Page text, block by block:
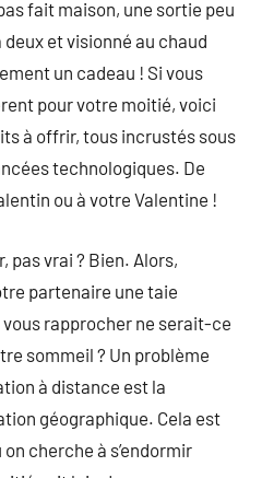
fait maison, une sortie peu
et visionné au chaud
un cadeau ! Si vous
pour votre moitié, voici
à offrir, tous incrustés sous
technologiques. De
ou à votre Valentine !
pas vrai ? Bien. Alors,
partenaire une taie
rapprocher ne serait-ce
sommeil ? Un problème
à distance est la
géographique. Cela est
cherche à s’endormir